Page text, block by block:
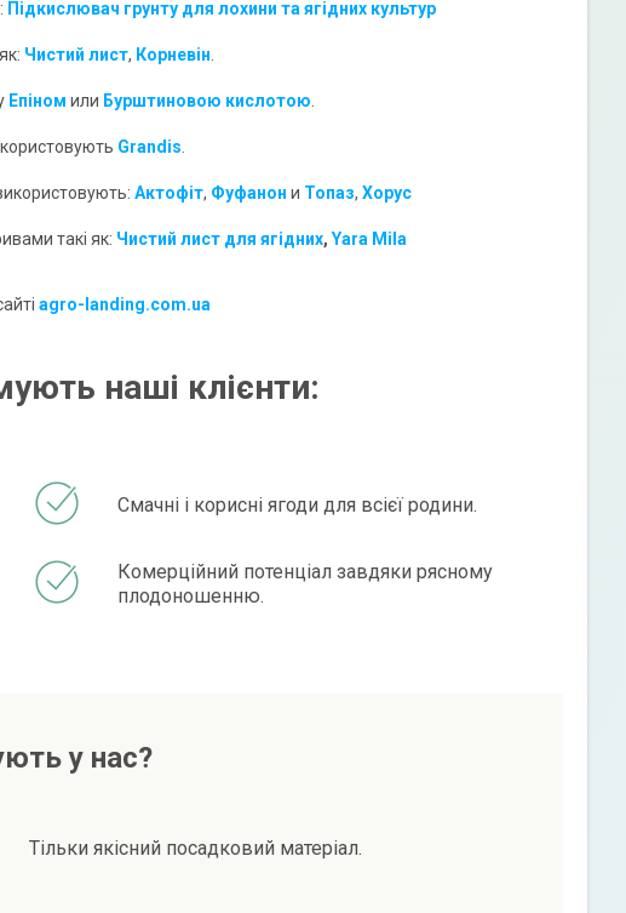
Підкислювач грунту для лохини та ягідних культур
Чистий лист, Корневін
Епіном или Бурштиновою кислотою
Grandis
Актофіт, Фуфанон и Топаз, Хорус
такі як: Чистий лист для ягідних, Yara Mila
agro-landing.com.ua
наші клієнти:
Смачні і корисні ягоди для всієї родини.
Комерційний потенціал завдяки рясному
плодоношенню.
у нас?
Тільки якісний посадковий матеріал.